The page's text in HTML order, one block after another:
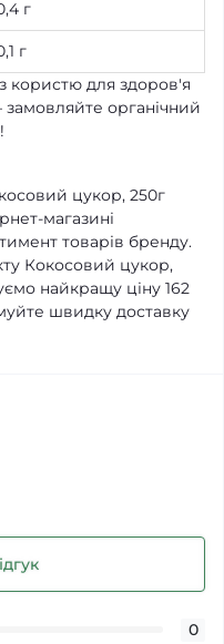
г
г
користю для здоров'я
органічний
цукор, 250г
магазині
товарів бренду.
Кокосовий цукор,
найкращу ціну 162
швидку доставку
0